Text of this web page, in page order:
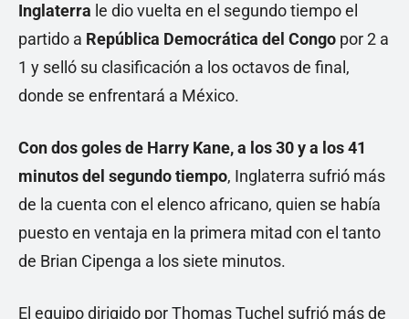
Inglaterra le dio vuelta en el segundo tiempo el
partido a República Democrática del Congo por 2 a
1 y selló su clasificación a los octavos de final,
donde se enfrentará a México.
Con dos goles de Harry Kane, a los 30 y a los 41
minutos del segundo tiempo, Inglaterra sufrió más
de la cuenta con el elenco africano, quien se había
puesto en ventaja en la primera mitad con el tanto
de Brian Cipenga a los siete minutos.
El equipo dirigido por Thomas Tuchel sufrió más de